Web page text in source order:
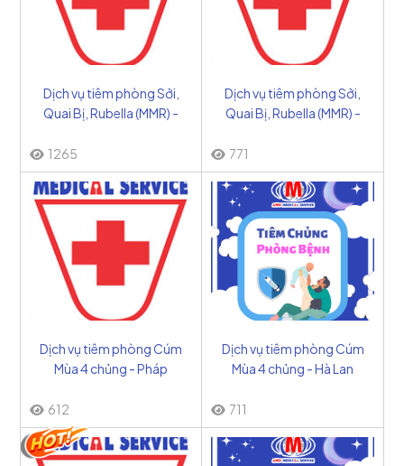
Dịch vụ tiêm phòng Sởi,
Quai Bị, Rubella (MMR) -
1265
Dịch vụ tiêm phòng Sởi,
Quai Bị, Rubella (MMR) -
771
Dịch vụ tiêm phòng Cúm
Mùa 4 chủng - Pháp
612
Dịch vụ tiêm phòng Cúm
Mùa 4 chủng - Hà Lan
711